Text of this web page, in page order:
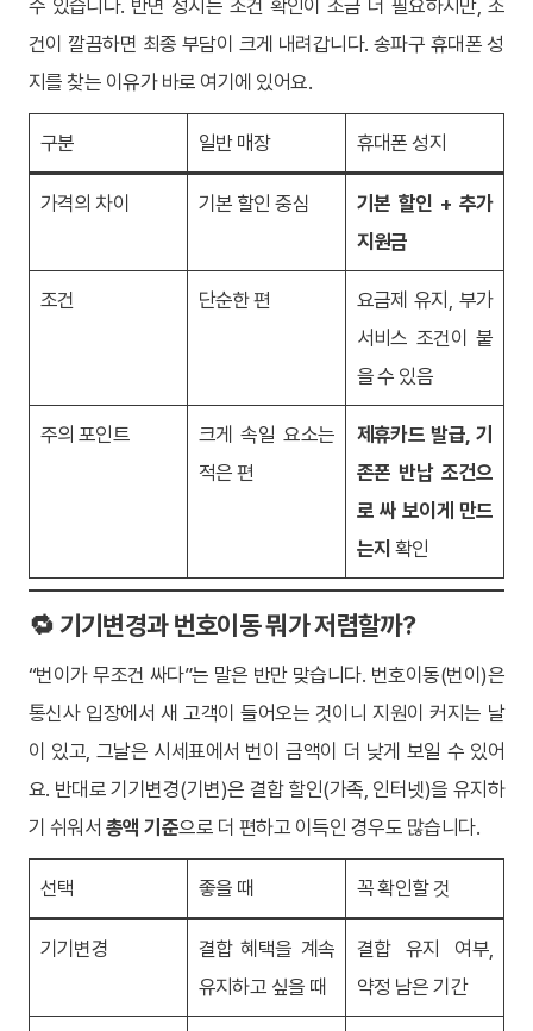
수 있습니다. 반면 성지는 조건 확인이 조금 더 필요하지만, 조
건이 깔끔하면 최종 부담이 크게 내려갑니다. 송파구 휴대폰 성
지를 찾는 이유가 바로 여기에 있어요.
구분 일반 매장 휴대폰 성지
가격의 차이 기본 할인 중심
기본 할인 + 추가
지원금
조건 단순한 편
요금제 유지, 부가
서비스 조건이 붙
을 수 있음
주의 포인트
크게 속일 요소는
적은 편
제휴카드 발급, 기
존폰 반납 조건으
로 싸 보이게 만드
는지 확인
🔁 기기변경과 번호이동 뭐가 저렴할까?
“번이가 무조건 싸다”는 말은 반만 맞습니다. 번호이동(번이)은
통신사 입장에서 새 고객이 들어오는 것이니 지원이 커지는 날
이 있고, 그날은 시세표에서 번이 금액이 더 낮게 보일 수 있어
요. 반대로 기기변경(기변)은 결합 할인(가족, 인터넷)을 유지하
기 쉬워서 총액 기준으로 더 편하고 이득인 경우도 많습니다.
선택 좋을 때 꼭 확인할 것
기기변경
결합 혜택을 계속
유지하고 싶을 때
결합 유지 여부,
약정 남은 기간